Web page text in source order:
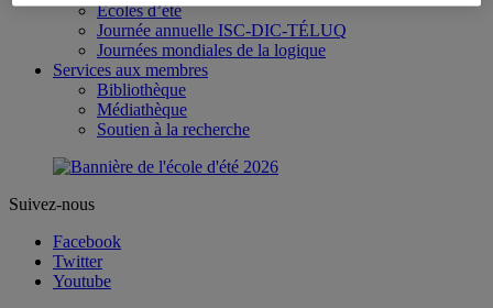
Écoles d’été
Journée annuelle ISC-DIC-TÉLUQ
Journées mondiales de la logique
Services aux membres
Bibliothèque
Médiathèque
Soutien à la recherche
Suivez-nous
Facebook
Twitter
Youtube